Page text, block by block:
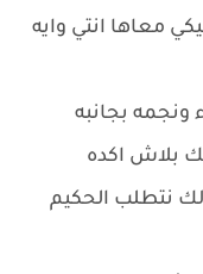
معاها انتي وايه
ونجمه بجانبه
بلاش اكده
نتطلب الحكيم